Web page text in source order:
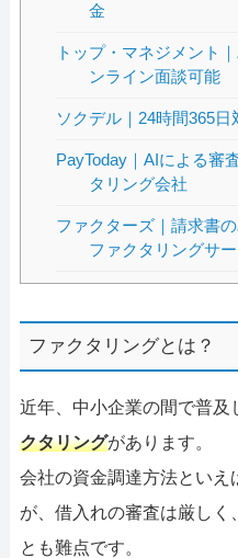
金
トップ・マネジメント
ンライン面談可能
ソクデル｜24時間365日
PayToday｜AIによる審
タリング会社
ファクターズ｜請求書
ファクタリングサ
ファクタリングとは？
近年、中小企業の間で普及
クタリングがあります。
会社の資金調達方法といえ
が、借入れの審査は厳しく
とも難点です。